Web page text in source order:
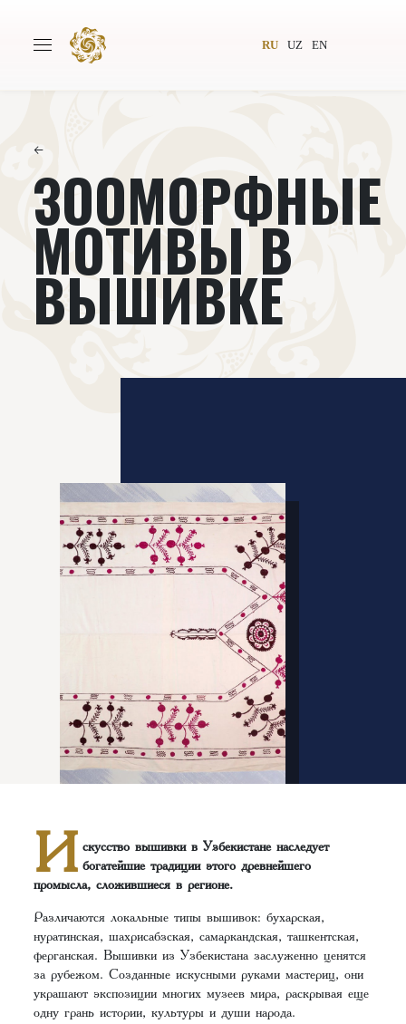
RU UZ EN
Авторы Всемирное общество
Издательство
Проекты Подкасты
Книги Видеолекторий
←
ЗООМОРФНЫЕ
МОТИВЫ В
ВЫШИВКЕ
И скусство вышивки в Узбекистане наследует
богатейшие традиции этого древнейшего
промысла, сложившиеся в регионе.
Различаются локальные типы вышивок: бухарская,
нуратинская, шахрисабзская, самаркандская, ташкентская,
ферганская. Вышивки из Узбекистана заслуженно ценятся
за рубежом. Созданные искусными руками мастериц, они
украшают экспозиции многих музеев мира, раскрывая еще
одну грань истории, культуры и души народа.